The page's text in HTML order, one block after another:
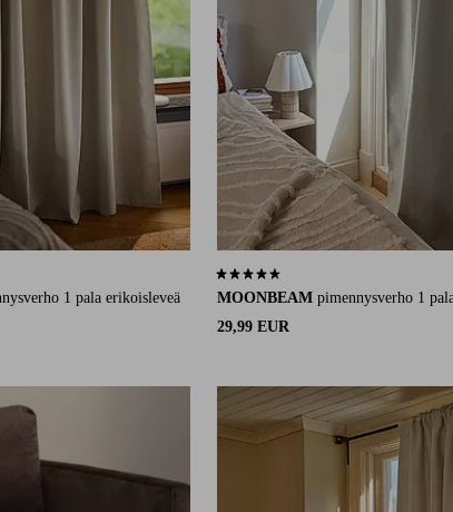
1 pala erikoisleveä
MOONBEAM pimennysverho 1
29,99 EUR
4,6 perustuen 80 arvosanaan